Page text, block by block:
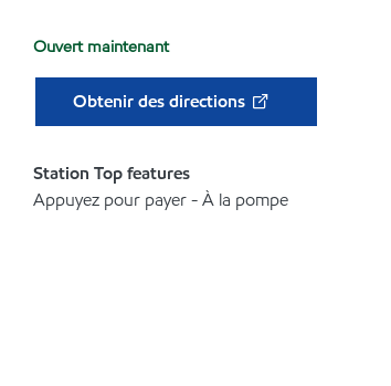
Ouvert maintenant
Obtenir des directions
Station Top features
Appuyez pour payer - À la pompe